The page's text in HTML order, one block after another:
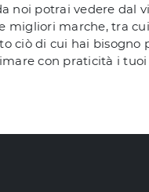
noi potrai vedere dal
migliori marche, tra
ciò di cui hai bisogno
con praticità i tuoi